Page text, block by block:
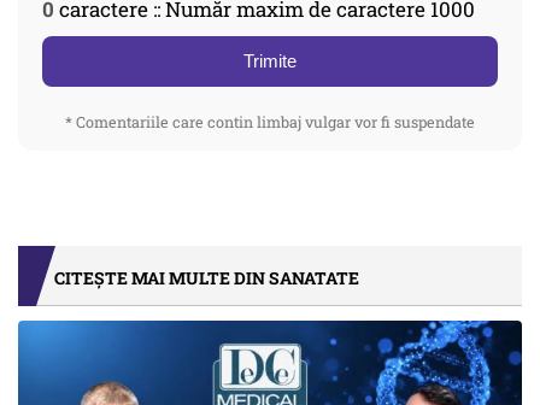
0 caractere :: Număr maxim de caractere 1000
Trimite
* Comentariile care contin limbaj vulgar vor fi suspendate
CITEȘTE MAI MULTE DIN SANATATE